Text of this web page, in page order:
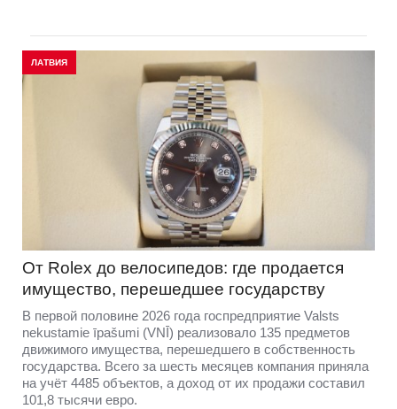
ЛАТВИЯ
От Rolex до велосипедов: где продается
имущество, перешедшее государству
В первой половине 2026 года госпредприятие Valsts
nekustamie īpašumi (VNĪ) реализовало 135 предметов
движимого имущества, перешедшего в собственность
государства. Всего за шесть месяцев компания приняла
на учёт 4485 объектов, а доход от их продажи составил
101,8 тысячи евро.